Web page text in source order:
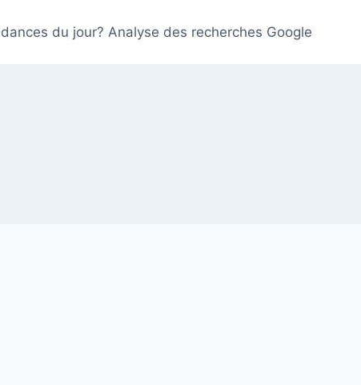
du jour? Analyse des recherches Google